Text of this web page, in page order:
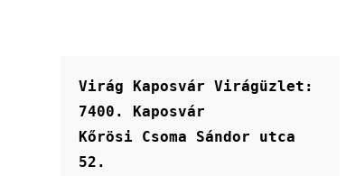
Virág Kaposvár Virágüzlet:
7400. Kaposvár
Kőrösi Csoma Sándor utca
52.